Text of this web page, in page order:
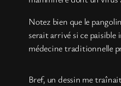
Notez bien que le
serait arrivé si ce paisible
médecine traditionnelle
Bref, un dessin me